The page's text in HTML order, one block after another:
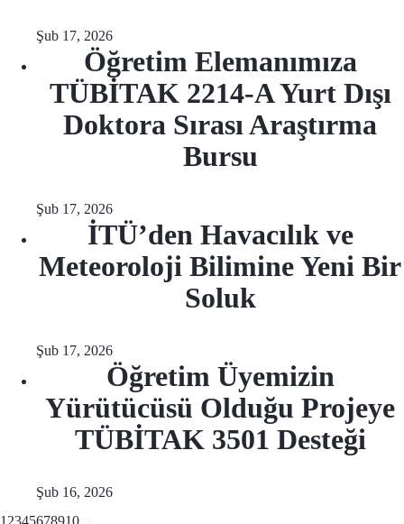
Şub 17, 2026
Öğretim Elemanımıza
TÜBİTAK 2214-A Yurt Dışı
Doktora Sırası Araştırma
Bursu
Şub 17, 2026
İTÜ’den Havacılık ve
Meteoroloji Bilimine Yeni Bir
Soluk
Şub 17, 2026
Öğretim Üyemizin
Yürütücüsü Olduğu Projeye
TÜBİTAK 3501 Desteği
Şub 16, 2026
1 2345678910...